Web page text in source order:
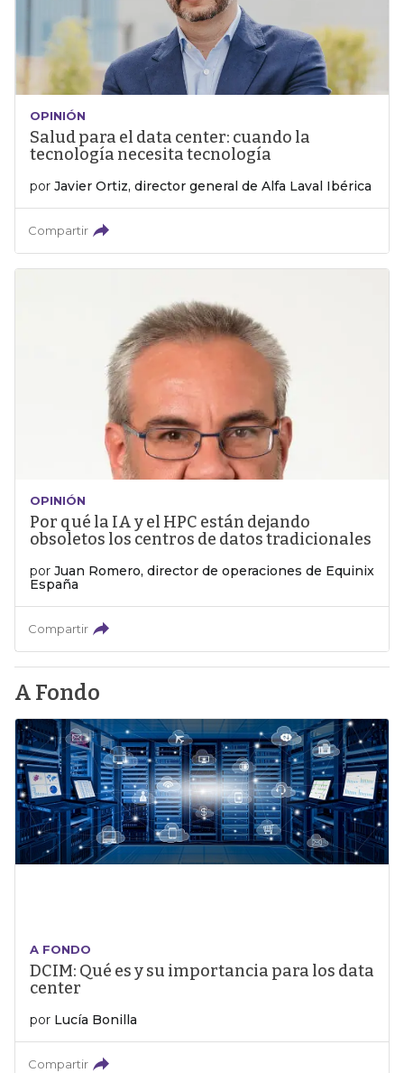
OPINIÓN
Salud para el data center: cuando la
tecnología necesita tecnología
por Javier Ortiz, director general de Alfa Laval Ibérica
Compartir
OPINIÓN
Por qué la IA y el HPC están dejando
obsoletos los centros de datos tradicionales
por Juan Romero, director de operaciones de Equinix
España
Compartir
A Fondo
A FONDO
DCIM: Qué es y su importancia para los data
center
por Lucía Bonilla
Compartir